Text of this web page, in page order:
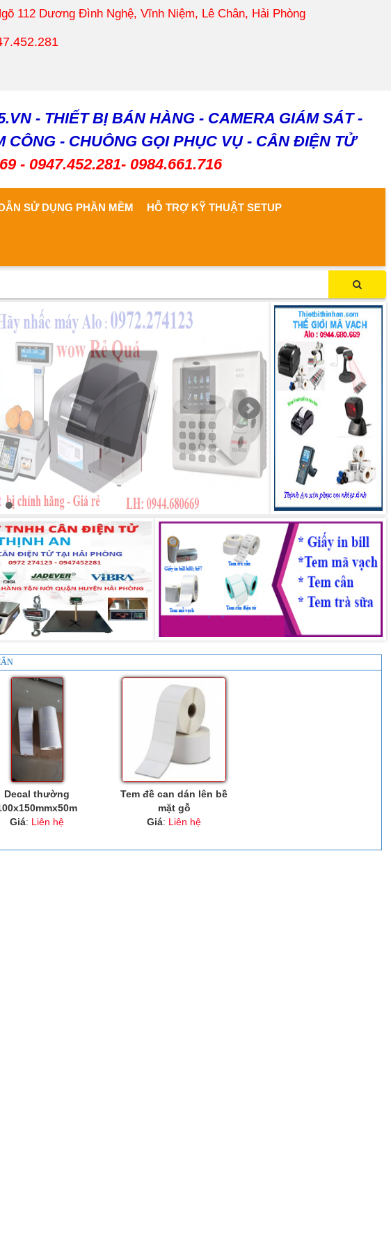
112 Dương Đình Nghệ, Vĩnh Niệm, Lê Chân, Hải Phòng
- THIẾT BỊ BÁN HÀNG - CAMERA GIÁM SÁT -
CÔNG - CHUÔNG GỌI PHỤC VỤ - CÂN ĐIỆN TỬ
- 0947.452.281- 0984.661.716
SỬ DỤNG PHẦN MỀM HỖ TRỢ KỸ THUẬT SETUP
Decal thường
Giá: Liên hệ
Tem đề can dán lên bề
mặt gỗ
Giá: Liên hệ